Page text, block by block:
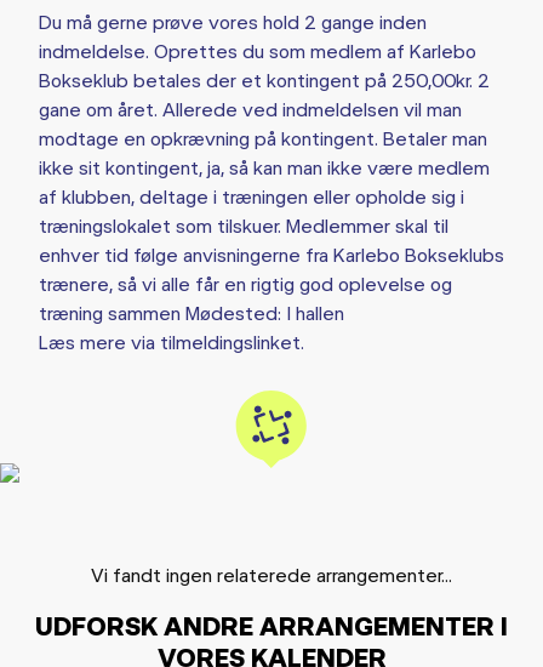
Du må gerne prøve vores hold 2 gange inden
indmeldelse. Oprettes du som medlem af Karlebo
Bokseklub betales der et kontingent på 250,00kr. 2
gane om året. Allerede ved indmeldelsen vil man
modtage en opkrævning på kontingent. Betaler man
ikke sit kontingent, ja, så kan man ikke være medlem
af klubben, deltage i træningen eller opholde sig i
træningslokalet som tilskuer. Medlemmer skal til
enhver tid følge anvisningerne fra Karlebo Bokseklubs
trænere, så vi alle får en rigtig god oplevelse og
træning sammen Mødested: I hallen
Læs mere via tilmeldingslinket.
Vi fandt ingen relaterede arrangementer...
UDFORSK ANDRE ARRANGEMENTER I
VORES KALENDER